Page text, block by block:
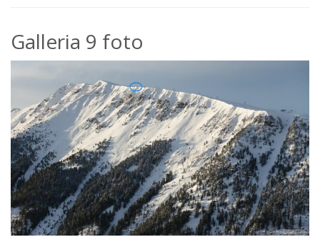
Galleria 9 foto